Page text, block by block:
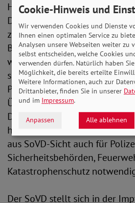
Hausmeister, Küchen- und
Der SoVD-Präsident ergänzt:
zahlreichen Berufsausstiegen,
Berufsgruppen mit akutem
würde so Rechnung getragen.
solche Impfpflicht droht eine
Pandemie, wodurch ebenfalls
Überlastung ein Ausstieg aus
Das gilt auch für die
häuslichen Bereich.“ Eine
aus SoVD-Sicht auch für
Sicherheitsbehörden,
Katastrophenschutz
Der SoVD stellt sich in der
Cookie-Hinweis und
Wir verwenden Cookies und Dienste
Ihnen einen optimalen Service zu
Analysen unsere Webseiten weiter zu
selbst entscheiden, welche Cookies
verwenden dürfen. Natürlich haben
Möglichkeit, die bereits erteilte
Weitere Informationen, auch zur
Drittanbieter, finden Sie in unserer
und im Impressum.
Anpassen Alle ablehnen